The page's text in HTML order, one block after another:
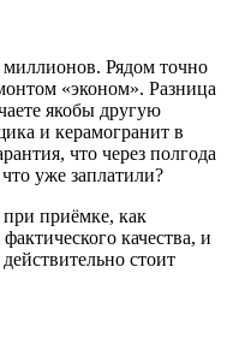
Рядом точно
«эконом». Разница
якобы другую
и керамогранит в
что через полгода
уже заплатили?
при приёмке, как
качества, и
стоит